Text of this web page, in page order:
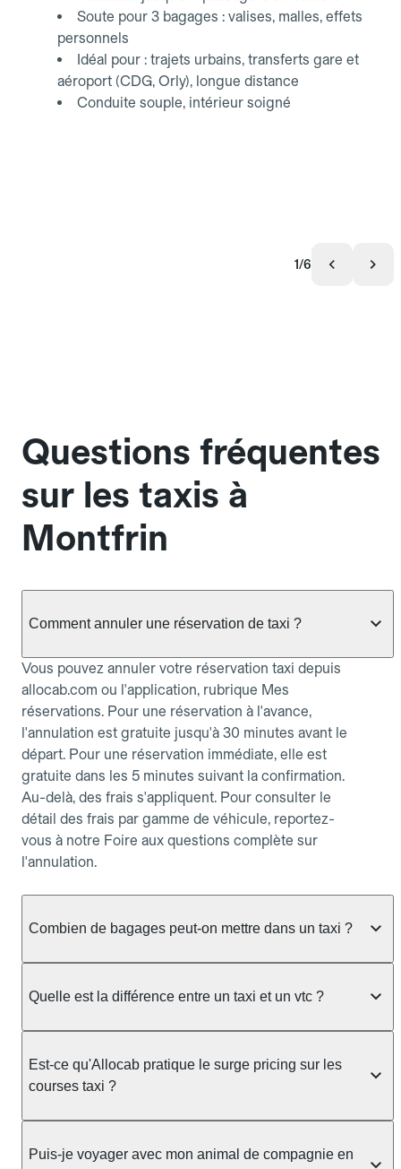
Soute pour 3 bagages : valises, malles, effets
personnels
Idéal pour : trajets urbains, transferts gare et
aéroport (CDG, Orly), longue distance
Conduite souple, intérieur soigné
1/6
Questions fréquentes
sur les taxis à
Montfrin
Comment annuler une réservation de taxi ?
Vous pouvez annuler votre réservation taxi depuis
allocab.com ou l'application, rubrique Mes
réservations. Pour une réservation à l'avance,
l'annulation est gratuite jusqu'à 30 minutes avant le
départ. Pour une réservation immédiate, elle est
gratuite dans les 5 minutes suivant la confirmation.
Au-delà, des frais s'appliquent. Pour consulter le
détail des frais par gamme de véhicule, reportez-
vous à notre Foire aux questions complète sur
l'annulation.
Combien de bagages peut-on mettre dans un taxi ?
taxi berline accueille en général jusqu'à 3 bagages
ou nombreux, précisez-le dans le champ "Message
au chauffeur" lors de la réservation. Le prix n'est
pas impacté par le nombre de bagages.
Quelle est la différence entre un taxi et un vtc ?
prendre en charge directement dans la rue, à une
station ou sur réservation, avec un tarif au
réservation et propose un prix fixe annoncé à
l'avance. Chez Allocab, réservez facilement votre
Est-ce qu'Allocab pratique le surge pricing sur les
courses taxi ?
réglementation préfectorale et suit un barème
Puis-je voyager avec mon animal de compagnie en